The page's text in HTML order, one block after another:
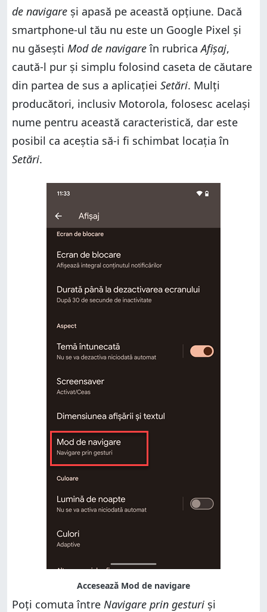
de navigare și apasă pe această opțiune. Dacă
smartphone-ul tău nu este un Google Pixel și
nu găsești Mod de navigareîn rubricaAfișaj,
caută-l pur și simplu folosind caseta de căutare
din partea de sus a aplicației Setări. Mulți
producători, inclusiv Motorola, folosesc același
nume pentru această caracteristică, dar este
posibil ca aceștia să-i fi schimbat locația în
Setări.
Poți comuta între Navigare prin gesturi și